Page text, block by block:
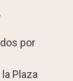
por
Plaza